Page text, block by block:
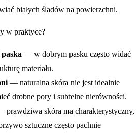
białych śladów na powierzchni.
w praktyce?
— w dobrym pasku często widać
materiału.
— naturalna skóra nie jest idealnie
drobne pory i subtelne nierówności.
prawdziwa skóra ma charakterystyczny,
sztuczne często pachnie